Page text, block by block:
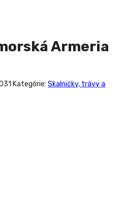
Armeria
Kategórie: Skalničky, trávy a